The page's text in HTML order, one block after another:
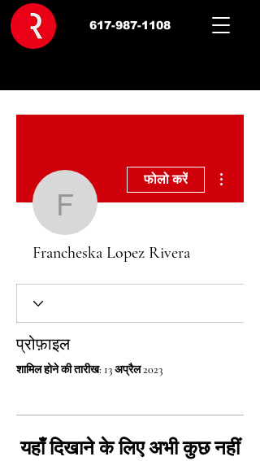
617-987-1108
Francheska
फोलो करें
Francheska Lopez Rivera
प्रोफ़ाइल
शामिल होने की तारीख: 13 अप्रैल 2023
यहाँ दिखाने के लिए अभी कुछ नहीं